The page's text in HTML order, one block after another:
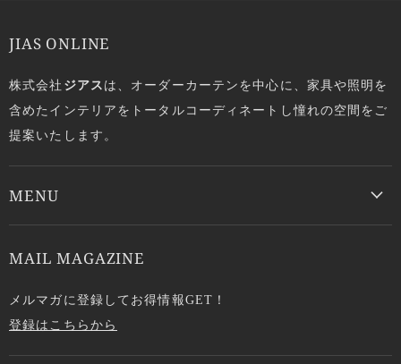
JIAS ONLINE
株式会社 ジアスは、オーダーカーテンを中心に、家具や照明を
含めたインテリアをトータルコーディネートし憧れの空間をご
提案いたします。
MENU
MAIL MAGAZINE
メルマガに登録してお得情報GET！
登録はこちらから